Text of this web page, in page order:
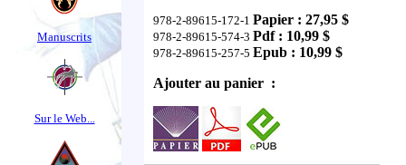
Manuscrits
Sur le Web...
978-2-89615-172-1 Papier : 27,95 $
978-2-89615-574-3 Pdf : 10,99 $
978-2-89615-257-5 Epub : 10,99 $
Ajouter au panier :